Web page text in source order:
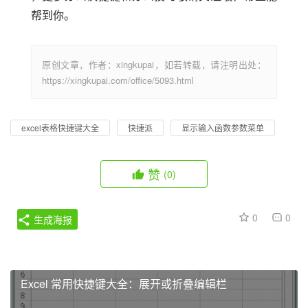
帮到你。
原创文章，作者：xingkupai，如若转载，请注明出处：
https://xingkupai.com/office/5093.html
excel表格快捷键大全 快捷派 显示输入函数参数菜单
赞 (0)
0 0
生成海报
Excel 常用快捷键大全：展开或折叠编辑栏